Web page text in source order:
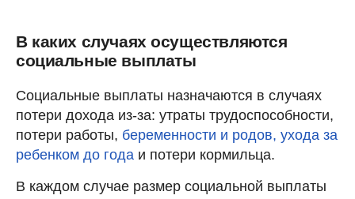
В каких случаях осуществляются
социальные выплаты
Социальные выплаты назначаются в случаях
потери дохода из-за: утраты трудоспособности,
потери работы, беременности и родов, ухода за
ребенком до года и потери кормильца.
В каждом случае размер социальной выплаты